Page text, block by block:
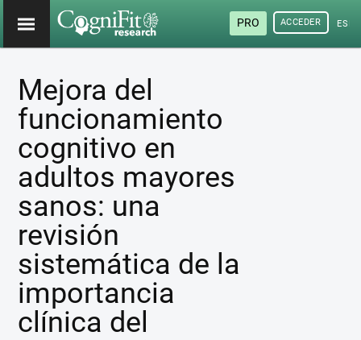
PRO ACCEDER
Mejora del
funcionamiento
cognitivo en
adultos mayores
sanos: una
revisión
sistemática de la
importancia
clínica del